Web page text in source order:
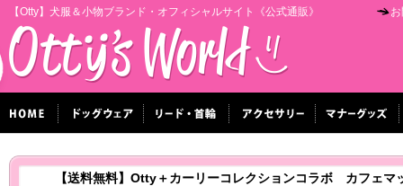
【Otty】犬服＆小物ブランド・オフィシャルサイト《公式通販》
【送料無料】Otty＋カーリーコレクションコラボ カフェマ